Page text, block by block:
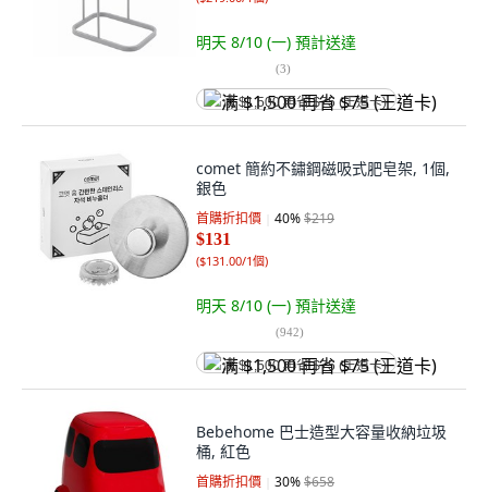
明天 8/10 (一) 預計送達
(3)
满 $1,500 再省 $75 (王道卡)
comet 簡約不鏽鋼磁吸式肥皂架, 1個,
銀色
首購折扣價 40%$219
$131
($131.00/1個)
明天 8/10 (一) 預計送達
(942)
满 $1,500 再省 $75 (王道卡)
Bebehome 巴士造型大容量收納垃圾
桶, 紅色
首購折扣價 30%$658